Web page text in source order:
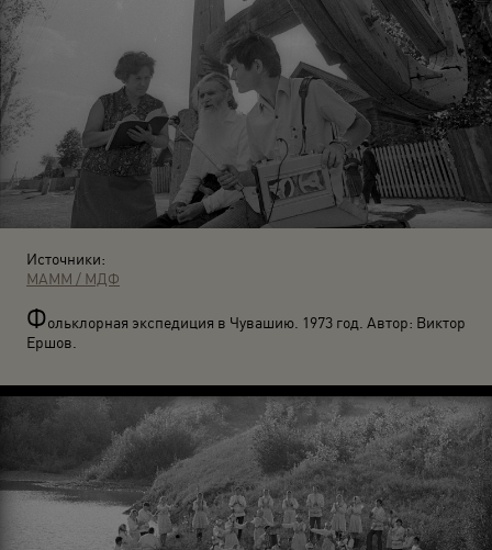
Источники:
МАММ / МДФ
Фольклорная экспедиция в Чувашию. 1973 год. Автор: Виктор
Ершов.